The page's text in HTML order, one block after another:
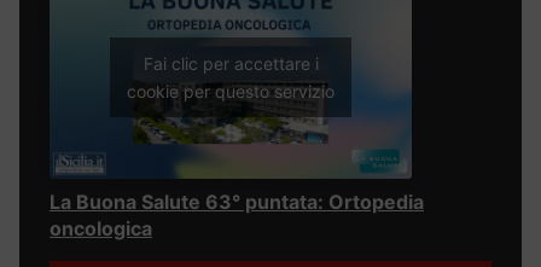
Fai clic per accettare i
cookie per questo servizio
La Buona Salute 63° puntata: Ortopedia
oncologica